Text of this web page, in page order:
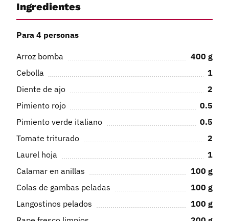
Ingredientes
Para 4 personas
Arroz bomba 400 g
Cebolla
1
Diente de ajo
2
Pimiento rojo
0.5
Pimiento verde italiano
0.5
Tomate triturado
2
Laurel hoja
1
Calamar en anillas
100 g
Colas de gambas peladas
100 g
Langostinos pelados
100 g